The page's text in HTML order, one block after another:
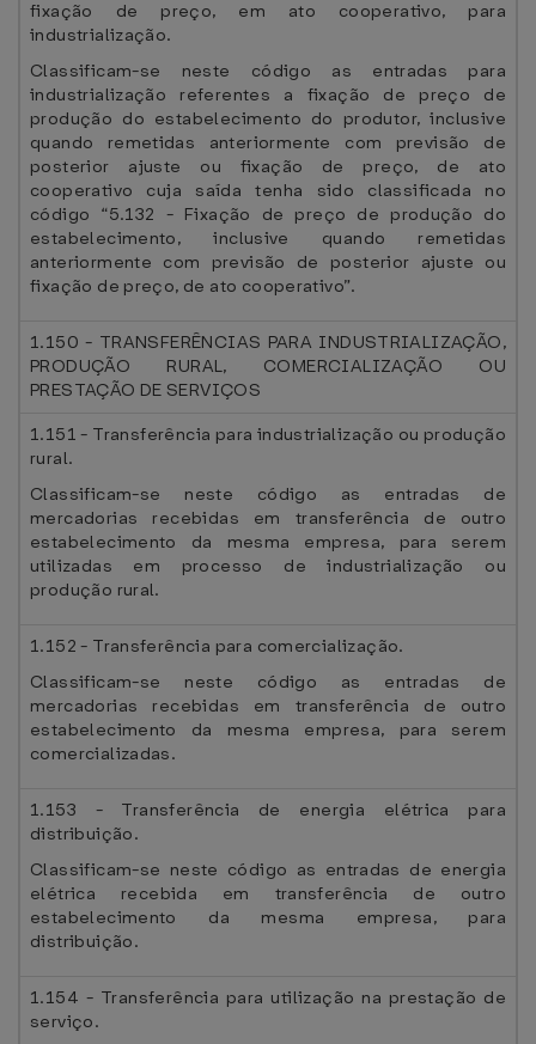
fixação de preço, em ato cooperativo, para
industrialização.
Classificam-se neste código as entradas para
industrialização referentes a fixação de preço de
produção do estabelecimento do produtor, inclusive
quando remetidas anteriormente com previsão de
posterior ajuste ou fixação de preço, de ato
cooperativo cuja saída tenha sido classificada no
código “5.132 - Fixação de preço de produção do
estabelecimento, inclusive quando remetidas
anteriormente com previsão de posterior ajuste ou
fixação de preço, de ato cooperativo”.
1.150 - TRANSFERÊNCIAS PARA INDUSTRIALIZAÇÃO,
PRODUÇÃO RURAL, COMERCIALIZAÇÃO OU
PRESTAÇÃO DE SERVIÇOS
1.151 - Transferência para industrialização ou produção
rural.
Classificam-se neste código as entradas de
mercadorias recebidas em transferência de outro
estabelecimento da mesma empresa, para serem
utilizadas em processo de industrialização ou
produção rural.
1.152 - Transferência para comercialização.
Classificam-se neste código as entradas de
mercadorias recebidas em transferência de outro
estabelecimento da mesma empresa, para serem
comercializadas.
1.153 - Transferência de energia elétrica para
distribuição.
Classificam-se neste código as entradas de energia
elétrica recebida em transferência de outro
estabelecimento da mesma empresa, para
distribuição.
1.154 - Transferência para utilização na prestação de
serviço.